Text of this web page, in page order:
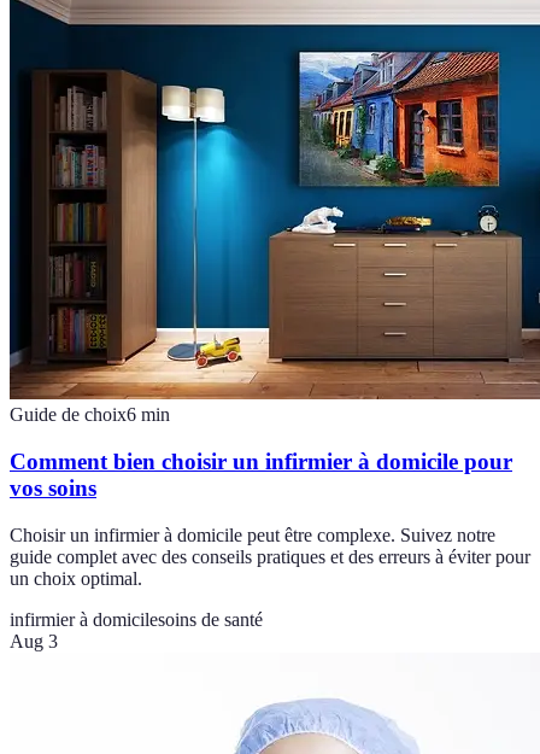
Guide de choix6 min
Comment bien choisir un infirmier à domicile pour
vos soins
Choisir un infirmier à domicile peut être complexe. Suivez notre
guide complet avec des conseils pratiques et des erreurs à éviter pour
un choix optimal.
infirmier à domicilesoins de santé
Aug 3